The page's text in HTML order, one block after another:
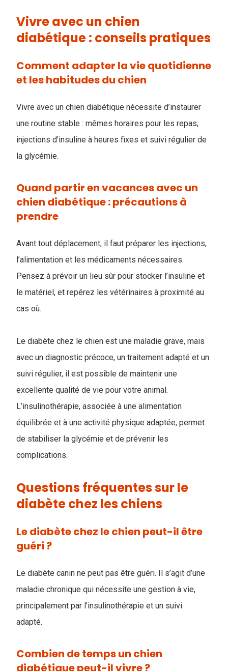
Vivre avec un chien
diabétique : conseils pratiques
Comment adapter la vie quotidienne
et les habitudes du chien
Vivre avec un chien diabétique nécessite d’instaurer
une routine stable : mêmes horaires pour les repas,
injections d’insuline à heures fixes et suivi régulier de
la glycémie.
Quand partir en vacances avec un
chien diabétique : précautions à
prendre
Avant tout déplacement, il faut préparer les injections,
l’alimentation et les médicaments nécessaires.
Pensez à prévoir un lieu sûr pour stocker l’insuline et
le matériel, et repérez les vétérinaires à proximité au
cas où.
Le diabète chez le chien est une maladie grave, mais
avec un diagnostic précoce, un traitement adapté et un
suivi régulier, il est possible de maintenir une
excellente qualité de vie pour votre animal.
L’insulinothérapie, associée à une alimentation
équilibrée et à une activité physique adaptée, permet
de stabiliser la glycémie et de prévenir les
complications.
Questions fréquentes sur le
diabète chez les chiens
Le diabète chez le chien peut-il être
guéri ?
Le diabète canin ne peut pas être guéri. Il s’agit d’une
maladie chronique qui nécessite une gestion à vie,
principalement par l’insulinothérapie et un suivi
adapté.
Combien de temps un chien
diabétique peut-il vivre ?